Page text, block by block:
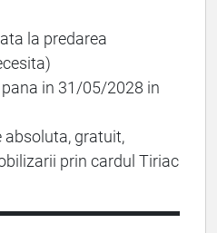
la predarea
in 31/05/2028 in
gratuit,
prin cardul Tiriac